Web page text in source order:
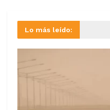
Lo más leído: